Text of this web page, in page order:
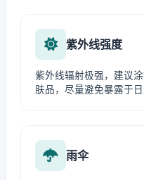
紫外线强度
紫外线辐射极强，建议
肤品，尽量避免暴露于日
雨伞